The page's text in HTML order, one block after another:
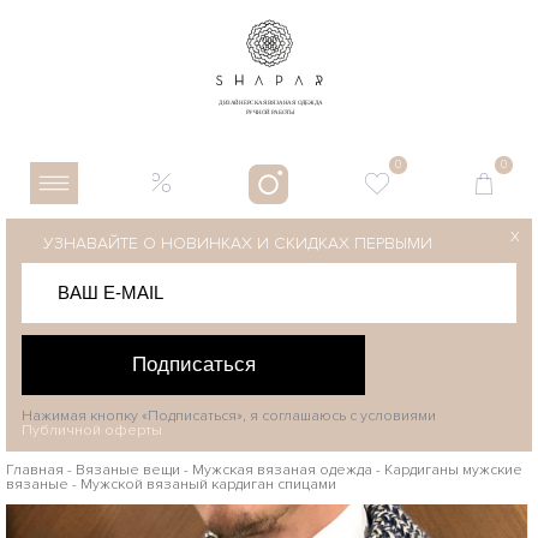
0 0
УЗНАВАЙТЕ О НОВИНКАХ И СКИДКАХ ПЕРВЫМИ
Подписаться
X
Нажимая кнопку «Подписаться», я соглашаюсь с условиями
Публичной оферты
Главная - Вязаные вещи - Мужская вязаная одежда - Кардиганы мужские
вязаные - Мужской вязаный кардиган спицами